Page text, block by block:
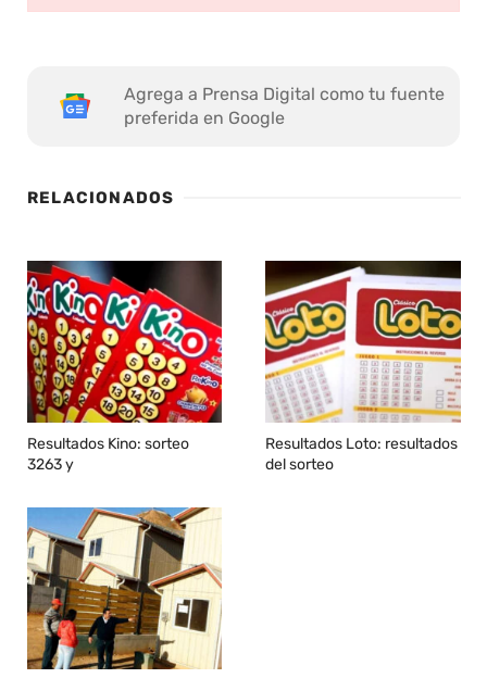
Agrega a Prensa Digital como tu fuente
preferida en Google
RELACIONADOS
Resultados Kino: sorteo
3263 y
Resultados Loto: resultados
del sorteo